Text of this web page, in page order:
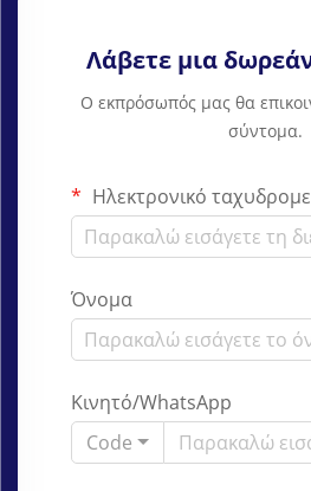
Λάβετε μια
Ο εκπρόσωπός μας θα
σύντομα.
Ηλεκτρονικό
Όνομα
Κινητό/WhatsApp
Code